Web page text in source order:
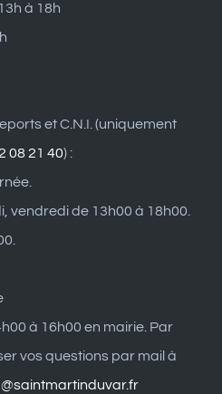
à 18h
et C.N.I. (uniquement
08 21 40) :
vendredi de 13h00 à 18h00.
à 16h00 en mairie. Par
vos questions par mail à